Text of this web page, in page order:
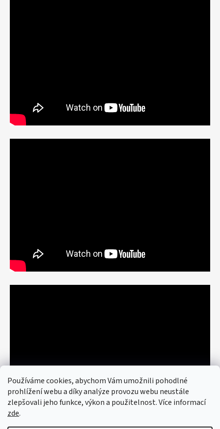
Používáme cookies, abychom Vám umožnili pohodlné
prohlížení webu a díky analýze provozu webu neustále
zlepšovali jeho funkce, výkon a použitelnost. Více informací
zde.